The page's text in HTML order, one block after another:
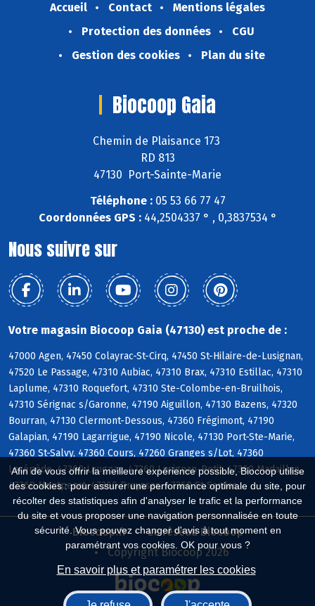
Afin de vous offrir la meilleure expérience possible, Biocoop utilise
des cookies : pour assurer une performance optimale du site, pour
récolter des statistiques afin d'analyser le trafic et la performance
du site et vous proposer une navigation personnalisée en toute
sécurité. Vous pouvez changer d'avis à tout moment en
paramétrant vos cookies. OK pour vous ?
En savoir plus et paramétrer les cookies
Accueil Contact
Mentions légales
Protection des données
CGU
Gestion des cookies
Plan du site
Biocoop Gaia
Chemin de Plaisance 173
RD 813
47130 Port-Sainte-Marie
Téléphone :05 53 66 77 47
Coordonnées GPS :44,2504337 ° , 0,3837534 °
Nous suivre sur
Votre magasin Biocoop Gaia (47130) est proche de :
47000 Agen, 47450 Colayrac-St-Cirq, 47450 St-Hilaire-de-Lusignan,
47520 Le Passage, 47310 Aubiac, 47310 Brax, 47310 Estillac, 47310
Laplume, 47310 Roquefort, 47310 Ste-Colombe-en-Bruilhois,
47310 Sérignac s/Garonne, 47190 Aiguillon, 47130 Bazens, 47320
Bourran, 47130 Clermont-Dessous, 47360 Frégimont, 47190
Galapian, 47190 Lagarrigue, 47190 Nicole, 47130 Port-Ste-Marie,
47360 St-Salvy, 47360 Cours, 47260 Granges s/Lot, 47360
Lacépède, 47360 Laugnac, 47360 Lusignan-Petit, 47360 Madaillan,
47360 Montpezat, 47360 Prayssas, 47360 St-Sardos
Biocoop.fr
Le réseau Biocoop
Copyright Biocoop 2026